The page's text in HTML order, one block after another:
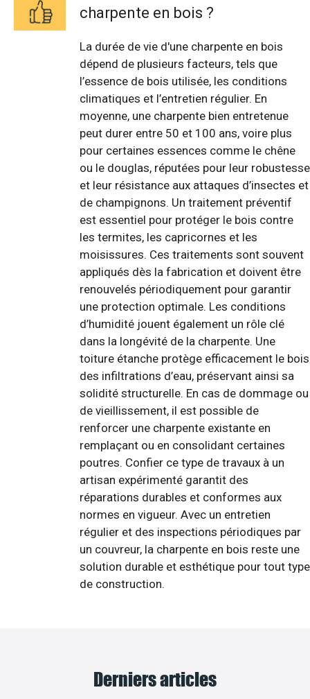
charpente en bois ?
La durée de vie d'une charpente en bois
dépend de plusieurs facteurs, tels que
l’essence de bois utilisée, les conditions
climatiques et l’entretien régulier. En
moyenne, une charpente bien entretenue
peut durer entre 50 et 100 ans, voire plus
pour certaines essences comme le chêne
ou le douglas, réputées pour leur robustesse
et leur résistance aux attaques d’insectes et
de champignons. Un traitement préventif
est essentiel pour protéger le bois contre
les termites, les capricornes et les
moisissures. Ces traitements sont souvent
appliqués dès la fabrication et doivent être
renouvelés périodiquement pour garantir
une protection optimale. Les conditions
d’humidité jouent également un rôle clé
dans la longévité de la charpente. Une
toiture étanche protège efficacement le bois
des infiltrations d’eau, préservant ainsi sa
solidité structurelle. En cas de dommage ou
de vieillissement, il est possible de
renforcer une charpente existante en
remplaçant ou en consolidant certaines
poutres. Confier ce type de travaux à un
artisan expérimenté garantit des
réparations durables et conformes aux
normes en vigueur. Avec un entretien
régulier et des inspections périodiques par
un couvreur, la charpente en bois reste une
solution durable et esthétique pour tout type
de construction.
Derniers articles